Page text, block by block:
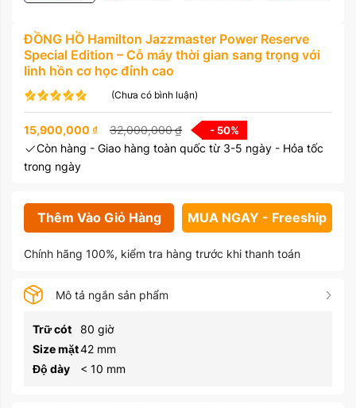
ĐỒNG HỒ Hamilton Jazzmaster Power Reserve
Special Edition – Cỗ máy thời gian sang trọng với
linh hồn cơ học đỉnh cao
(Chưa có bình luận)
15,900,000 ₫ 32,000,000₫ - 50%
Còn hàng - Giao hàng toàn quốc từ 3-5 ngày - Hỏa tốc
trong ngày
Thêm Vào Giỏ Hàng MUA NGAY - Freeship
Chính hãng 100%, kiểm tra hàng trước khi thanh toán
Mô tả ngắn sản phẩm
Trữ cót
80 giờ
Size mặt42 mm
Độ dày
< 10 mm